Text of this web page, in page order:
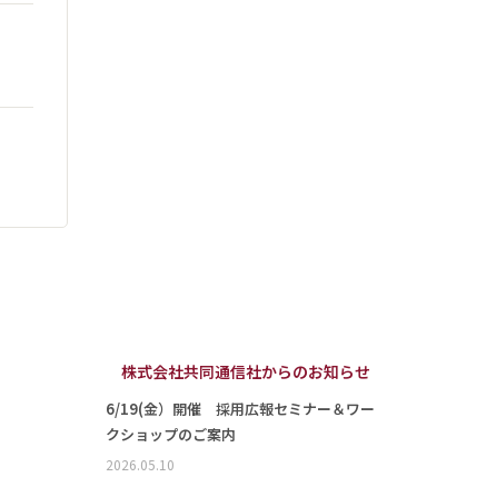
株式会社共同通信社からのお知らせ
6/19(金）開催 採用広報セミナー＆ワー
クショップのご案内
2026.05.10